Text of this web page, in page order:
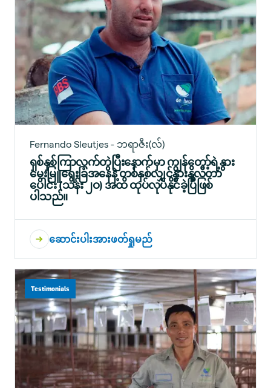
Fernando Sleutjes - ဘရာဇီး(လ်)
ရှစ်နှစ်ကြာလက်တွဲပြီးနောက်မှာ ကျွန်တော့်ရဲ့နွား
မွေးမြူရေးခြံအနေနဲ့ တစ်နှစ်လျှင်နွားနို့လီတာ
ပေါင်း (သိန်း ၂ဝ) အထိ ထုပ်လုပ်နိုင်ခဲ့ပြီဖြစ်
ပါသည်။
ဆောင်းပါးအားဖတ်ရှုမည်
Testimonials